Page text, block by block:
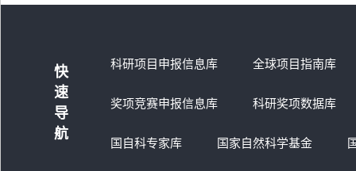
快
速
导
航
科研项目申报信息库 全球项目指南库
奖项竞赛申报信息库 科研奖项数据库
国自科专家库 国家自然科学基金